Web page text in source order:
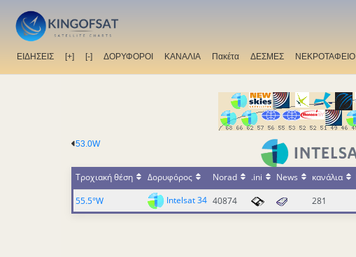
ΕΙΔΗΣΕΙΣ [+] [-] ΔΟΡΥΦΟΡΟΙ ΚΑΝΑΛΙΑ Πακέτα ΔΕΣΜΕΣ ΝΕΚΡΟΤΑΦΕΙΟ
53.0W
Τροχιακή θέση Δορυφόρος Norad .ini News κανάλια
55.5°W
Intelsat 34 40874 281